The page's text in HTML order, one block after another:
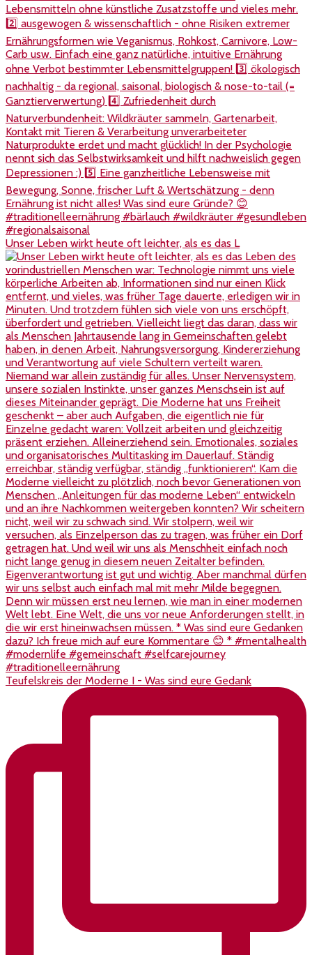
Unser Leben wirkt heute oft leichter, als es das L
Teufelskreis der Moderne I - Was sind eure Gedank